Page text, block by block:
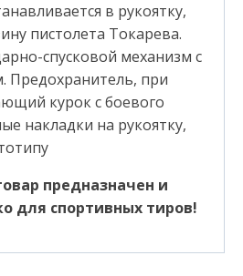
в рукоятку,
пистолета Токарева.
спусковой механизм с
Предохранитель, при
курок с боевого
накладки на рукоятку,
предназначен и
для спортивных тиров!